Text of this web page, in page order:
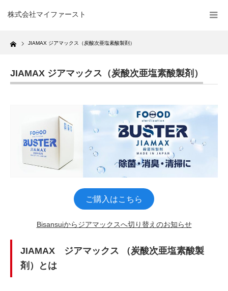
株式会社マイファースト
Home JIAMAX ジアマックス（炭酸次亜塩素酸製剤）
JIAMAX ジアマックス（炭酸次亜塩素酸製剤）
ご購入はこちら
Bisansuiからジアマックスへ切り替えのお知らせ
JIAMAX ジアマックス （炭酸次亜塩素酸製
剤）とは